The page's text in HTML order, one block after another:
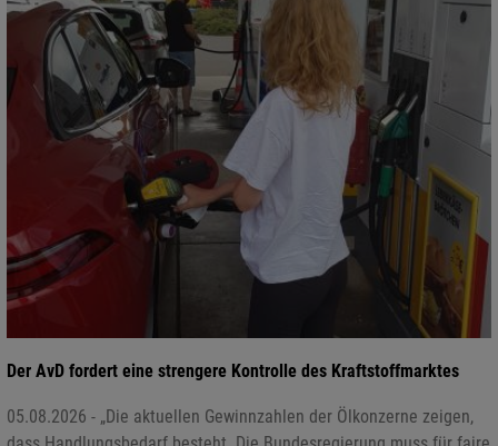
Der AvD fordert eine strengere Kontrolle des Kraftstoffmarktes
05.08.2026 - „Die aktuellen Gewinnzahlen der Ölkonzerne zeigen,